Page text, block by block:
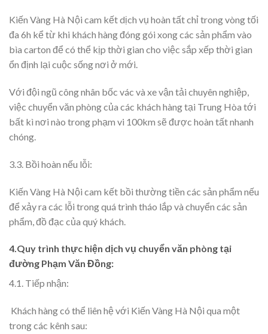
Kiến Vàng Hà Nội cam kết dịch vụ hoàn tất chỉ trong vòng tối
đa 6h kể từ khi khách hàng đóng gói xong các sản phẩm vào
bìa carton để có thể kịp thời gian cho việc sắp xếp thời gian
ổn định lại cuộc sống nơi ở mới.
Với đội ngũ công nhân bốc vác và xe vận tải chuyên nghiệp,
việc chuyển văn phòng của các khách hàng tại Trung Hòa tới
bất kì nơi nào trong phạm vi 100km sẽ được hoàn tất nhanh
chóng.
3.3. Bồi hoàn nếu lỗi:
Kiến Vàng Hà Nội cam kết bồi thường tiền các sản phẩm nếu
để xảy ra các lỗi trong quá trình tháo lắp và chuyển các sản
phẩm, đồ đạc của quý khách.
4.Quy trình thực hiện dịch vụ chuyển văn phòng tại
đường Phạm Văn Đồng:
4.1. Tiếp nhận:
Khách hàng có thể liên hệ với Kiến Vàng Hà Nội qua một
trong các kênh sau: